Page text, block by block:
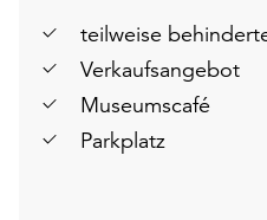
teilweise
Verkaufsangebot
Museumscafé
Parkplatz